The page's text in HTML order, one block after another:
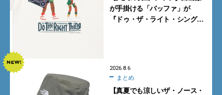
が手掛ける「バッファ」が
『ドゥ・ザ・ライト・シング』
2026.8.6
まとめ
【真夏でも涼しいザ・ノース・